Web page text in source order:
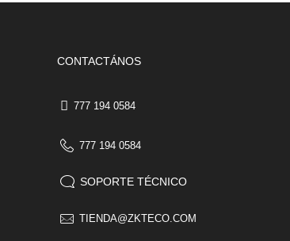
CONTACTÁNOS
777 194 0584
777 194 0584
SOPORTE TÉCNICO
TIENDA@ZKTECO.COM